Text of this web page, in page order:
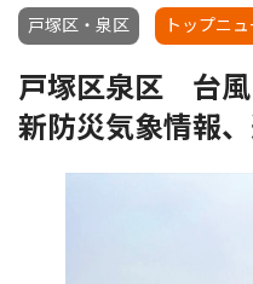
戸塚区・泉区 トップニュ
戸塚区泉区 台
新防災気象情報